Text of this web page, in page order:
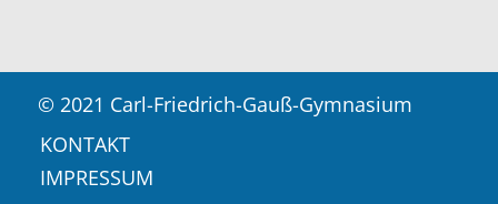
© 2021 Carl-Friedrich-Gauß-Gymnasium
KONTAKT
IMPRESSUM